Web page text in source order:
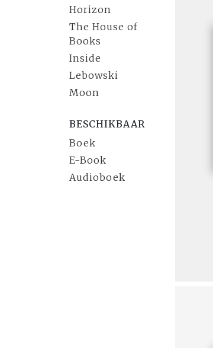
Horizon
The House of
Books
Inside
Lebowski
Moon
BESCHIKBAAR
Boek
E-Book
Audioboek